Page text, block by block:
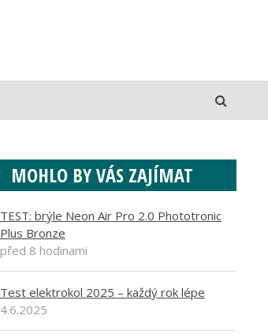
MOHLO BY VÁS ZAJÍMAT
TEST: brýle Neon Air Pro 2.0 Phototronic
Plus Bronze
před 8 hodinami
Test elektrokol 2025 – každý rok lépe
4.6.2025